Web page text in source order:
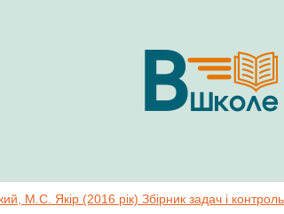
M.С. Якір (2016 рік) Збірник задач і